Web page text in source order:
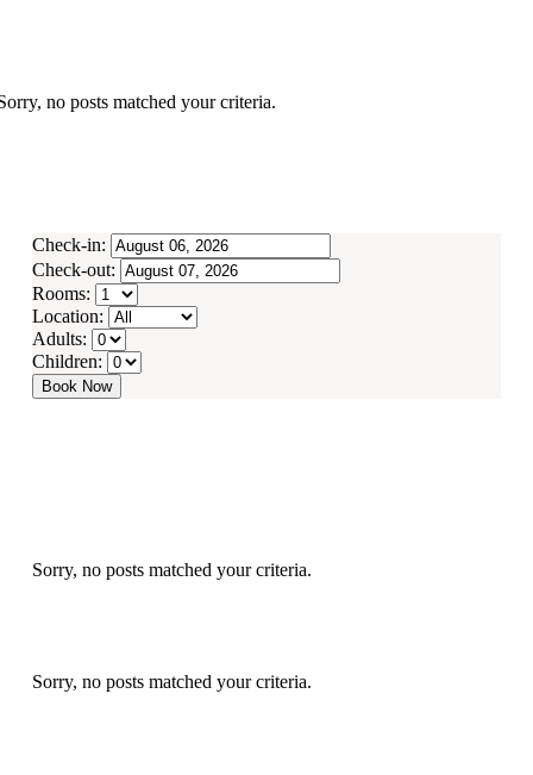
no posts matched your criteria.
Check-in:
Check-out:
Rooms:
Location:
Adults:
Children:
Book Now
Sorry, no posts matched your criteria.
Sorry, no posts matched your criteria.